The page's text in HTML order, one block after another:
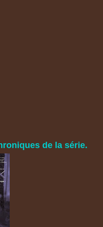
de la série.